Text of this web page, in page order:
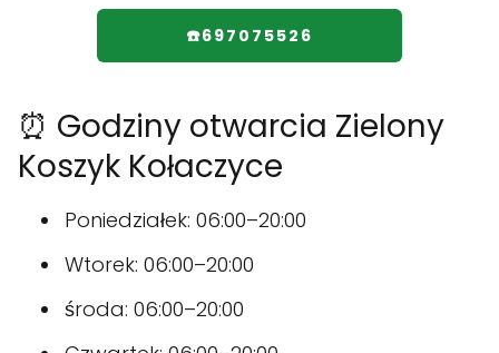
☎️697075526
⏰ Godziny otwarcia Zielony
Koszyk Kołaczyce
Poniedziałek: 06:00–20:00
Wtorek: 06:00–20:00
środa: 06:00–20:00